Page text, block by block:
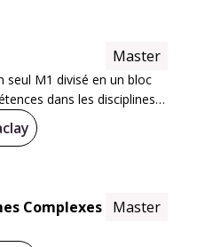
Master
seul M1 divisé en un bloc
dans les disciplines
et une formation
Complexes Master